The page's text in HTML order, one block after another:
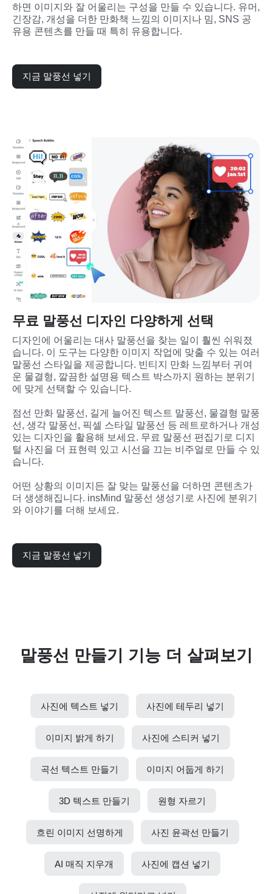
하면 이미지와 잘 어울리는 구성을 만들 수 있습니다. 유머,
긴장감, 개성을 더한 만화책 느낌의 이미지나 밈, SNS 공
유용 콘텐츠를 만들 때 특히 유용합니다.
지금 말풍선 넣기
무료 말풍선 디자인 다양하게 선택
디자인에 어울리는 대사 말풍선을 찾는 일이 훨씬 쉬워졌
습니다. 이 도구는 다양한 이미지 작업에 맞출 수 있는 여러
말풍선 스타일을 제공합니다. 빈티지 만화 느낌부터 귀여
운 물결형, 깔끔한 설명용 텍스트 박스까지 원하는 분위기
에 맞게 선택할 수 있습니다.
점선 만화 말풍선, 길게 늘어진 텍스트 말풍선, 물결형 말풍
선, 생각 말풍선, 픽셀 스타일 말풍선 등 레트로하거나 개성
있는 디자인을 활용해 보세요. 무료 말풍선 편집기로 디지
털 사진을 더 표현력 있고 시선을 끄는 비주얼로 만들 수 있
습니다.
어떤 상황의 이미지든 잘 맞는 말풍선을 더하면 콘텐츠가
더 생생해집니다. insMind 말풍선 생성기로 사진에 분위기
와 이야기를 더해 보세요.
지금 말풍선 넣기
말풍선 만들기 기능 더 살펴보기
사진에 텍스트 넣기 사진에 테두리 넣기
이미지 밝게 하기 사진에 스티커 넣기
곡선 텍스트 만들기 이미지 어둡게 하기
3D 텍스트 만들기 원형 자르기
흐린 이미지 선명하게 사진 윤곽선 만들기
AI 매직 지우개 사진에 캡션 넣기